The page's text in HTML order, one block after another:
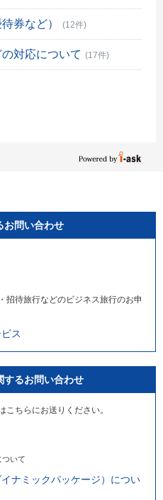
券など） (12件)
対応について (17件)
お問い合わせ
招待旅行などのビジネス旅行のお申
ス
するお問い合わせ
ちらにお送りください。
ついて
ナミックパッケージ）につい